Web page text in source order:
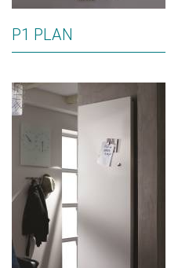
P1 PLAN